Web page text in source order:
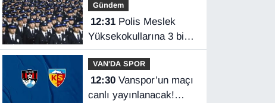
Gündem
12:31Polis Meslek
Yüksekokullarına 3 bin
250 öğrenci alınacak
VAN'DA SPOR
12:30Vanspor’un maçı
canlı yayınlanacak!